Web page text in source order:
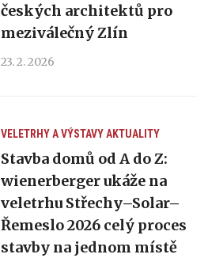
českých architektů pro
meziválečný Zlín
23. 2. 2026
VELETRHY A VÝSTAVYAKTUALITY
Stavba domů od A do Z:
wienerberger ukáže na
veletrhu Střechy–Solar–
Řemeslo 2026 celý proces
stavby na jednom místě